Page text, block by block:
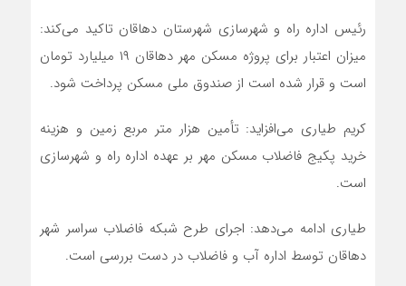
رئیس اداره راه و شهرسازی شهرستان دهاقان تاکید می‌کند:
میزان اعتبار برای پروژه مسکن مهر دهاقان ۱۹ میلیارد تومان
است و قرار شده است از صندوق ملی مسکن پرداخت شود.
کریم طیاری می‌افزاید: تأمین هزار متر مربع زمین و هزینه
خرید پکیج فاضلاب مسکن مهر بر عهده اداره راه و شهرسازی
است.
طیاری ادامه می‌دهد: اجرای طرح شبکه فاضلاب سراسر شهر
دهاقان توسط اداره آب و فاضلاب در دست بررسی است.